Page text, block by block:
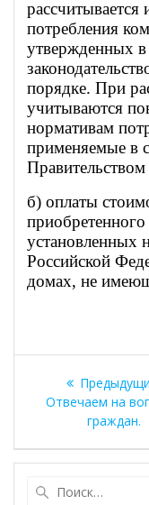
рассчитывается
потребления
утвержденных
порядке. При
учитываются
нормативам
применяемые в
б) оплаты
установленных
Российской
домах, не
по
записям
Отвечаем на
граждан.